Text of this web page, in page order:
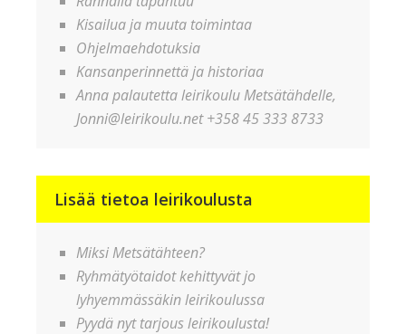
Kisailua ja muuta toimintaa
Ohjelmaehdotuksia
Kansanperinnettä ja historiaa
Anna palautetta leirikoulu Metsätähdelle,
Jonni@leirikoulu.net +358 45 333 8733
Lisää tietoa leirikoulusta
Miksi Metsätähteen?
Ryhmätyötaidot kehittyvät jo
lyhyemmässäkin leirikoulussa
Pyydä nyt tarjous leirikoulusta!